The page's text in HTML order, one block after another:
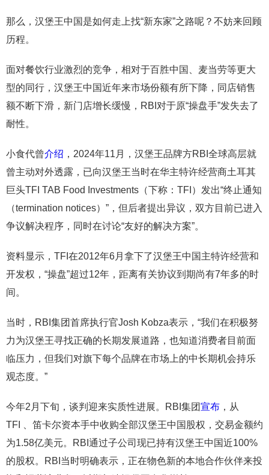
那么，汉堡王中国是如何走上找“新东家”之路呢？不妨来回顾
历程。
面对餐饮行业激烈的竞争，相对于百胜中国、麦当劳等更大
型的同行，汉堡王中国近年来市场份额有所下降，同店销售
额不断下滑，新门店增长缓慢，RBI对于原“操盘手”发失去了
耐性。
小食代曾介绍 ，2024年11月，汉堡王品牌方RBI全球高层就
曾主动对外透露，已向汉堡王当时在华主特许经营商土耳其
巨头TFI TAB Food Investments（下称：TFI）发出“终止通知
（termination notices）”，但后者提出异议，双方目前已进入
争议解决程序，同时在讨论“友好的解决方案”。
资料显示，TFI在2012年6月拿下了汉堡王中国主特许经营和
开发权，“操盘”超过12年，距离有关协议到期尚有7年多的时
间。
当时，RBI集团首席执行官Josh Kobza表示，“我们在积极努
力为汉堡王寻找正确的长期发展道路，也知道消费者目前面
临压力，但我们对旗下每个品牌在市场上的中长期机会持乐
观态度。”
今年2月下旬，谈判迎来实质性进展。RBI集团宣布 ，从
TFI 、笛卡尔资本手中收购全部汉堡王中国股权，交易金额约
为1.58亿美元。RBI通过子公司现已持有汉堡王中国近100%
的股权。RBI当时明确表示，正在物色新的本地合作伙伴来投